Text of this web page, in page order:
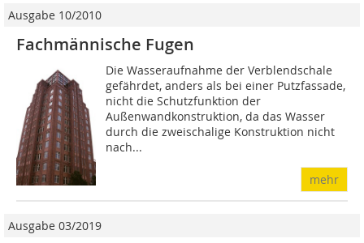
Ausgabe 10/2010
Fachmännische Fugen
Die Wasseraufnahme der Verblendschale
gefährdet, anders als bei einer Putzfassade,
nicht die Schutzfunktion der
Außenwandkonstruktion, da das Wasser
durch die zweischalige Konstruktion nicht
nach...
mehr
Ausgabe 03/2019